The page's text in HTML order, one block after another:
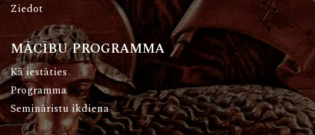
Ziedot
MĀCĪBU PROGRAMMA
Kā iestāties
Programma
Semināristu ikdiena